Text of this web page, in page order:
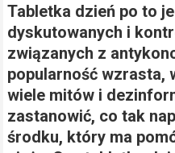
Tabletka dzień po to
dyskutowanych i
związanych z
popularność wzrasta,
wiele mitów i
zastanowić, co tak
środku, który ma